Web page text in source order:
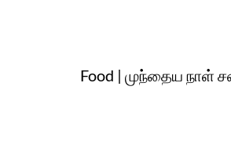
Food | முந்தைய நாள்